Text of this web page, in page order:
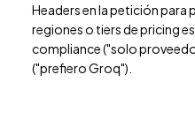
Headers en la petición para
regiones o tiers de pricing
compliance ("solo
("prefiero Groq").